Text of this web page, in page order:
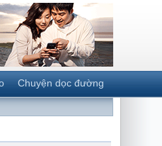
Chuyện dọc đường